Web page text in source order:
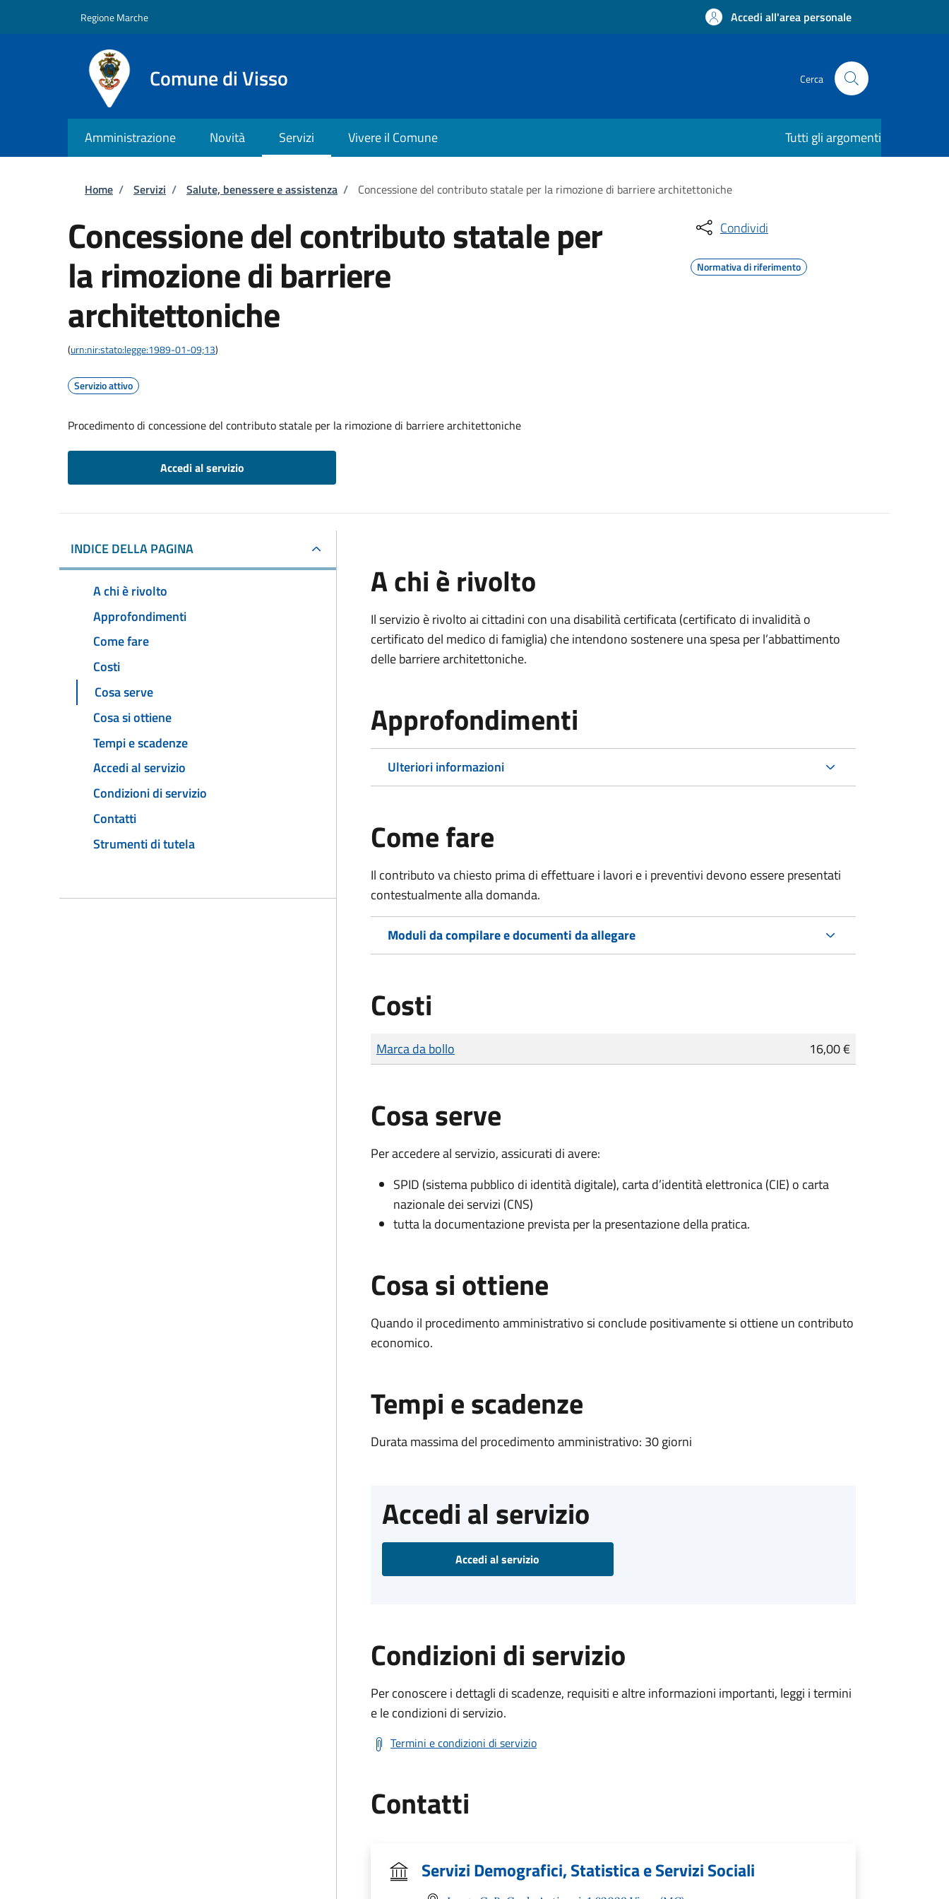
Regione Marche Accedi all'area personale
Comune di Visso Cerca
Amministrazione Novità Servizi Vivere il Comune Tutti gli argomenti
Briciole di pane
Home / Servizi / Salute, benessere e assistenza / Concessione del contributo statale per la rimozione di barriere architettoniche
Concessione del contributo statale per
la rimozione di barriere
architettoniche
(urn:nir:stato:legge:1989-01-09;13)
Servizio attivo
Procedimento di concessione del contributo statale per la rimozione di barriere architettoniche
Accedi al servizio
Condividi
Normativa di riferimento
INDICE DELLA PAGINA
A chi è rivolto
Approfondimenti
Come fare
Costi
Cosa serve
Cosa si ottiene
Tempi e scadenze
Accedi al servizio
Condizioni di servizio
Contatti
Strumenti di tutela
A chi è rivolto
Il servizio è rivolto ai cittadini con una disabilità certificata (certificato di invalidità o
certificato del medico di famiglia) che intendono sostenere una spesa per l’abbattimento
delle barriere architettoniche.
Approfondimenti
Ulteriori informazioni
Come fare
Il contributo va chiesto prima di effettuare i lavori e i preventivi devono essere presentati
contestualmente alla domanda.
Moduli da compilare e documenti da allegare
Costi
Tipo di pagamento
Importo
Marca da bollo 16,00 €
Cosa serve
Per accedere al servizio, assicurati di avere:
SPID (sistema pubblico di identità digitale), carta d’identità elettronica (CIE) o carta
nazionale dei servizi (CNS)
tutta la documentazione prevista per la presentazione della pratica.
Cosa si ottiene
Quando il procedimento amministrativo si conclude positivamente si ottiene un contributo
economico.
Tempi e scadenze
Durata massima del procedimento amministrativo: 30 giorni
Accedi al servizio
Accedi al servizio
Condizioni di servizio
Per conoscere i dettagli di scadenze, requisiti e altre informazioni importanti, leggi i termini
e le condizioni di servizio.
Termini e condizioni di servizio
Contatti
Servizi Demografici, Statistica e Servizi Sociali